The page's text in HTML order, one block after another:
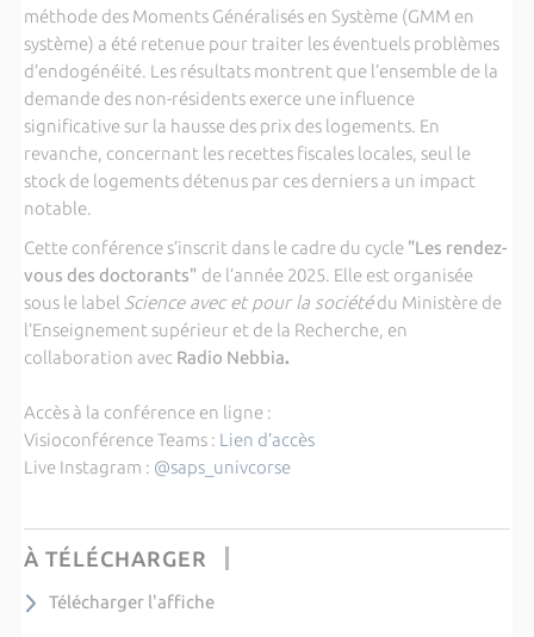
méthode des Moments Généralisés en Système (GMM en
système) a été retenue pour traiter les éventuels problèmes
d’endogénéité. Les résultats montrent que l’ensemble de la
demande des non-résidents exerce une influence
significative sur la hausse des prix des logements. En
revanche, concernant les recettes fiscales locales, seul le
stock de logements détenus par ces derniers a un impact
notable.
Cette conférence s’inscrit dans le cadre du cycle "Les rendez-
vous des doctorants" de l’année 2025. Elle est organisée
sous le label Science avec et pour la sociétédu Ministère de
l’Enseignement supérieur et de la Recherche, en
collaboration avec Radio Nebbia.
Accès à la conférence en ligne :
Visioconférence Teams : Lien d’accès
Live Instagram : @saps_univcorse
À TÉLÉCHARGER
Télécharger l'affiche